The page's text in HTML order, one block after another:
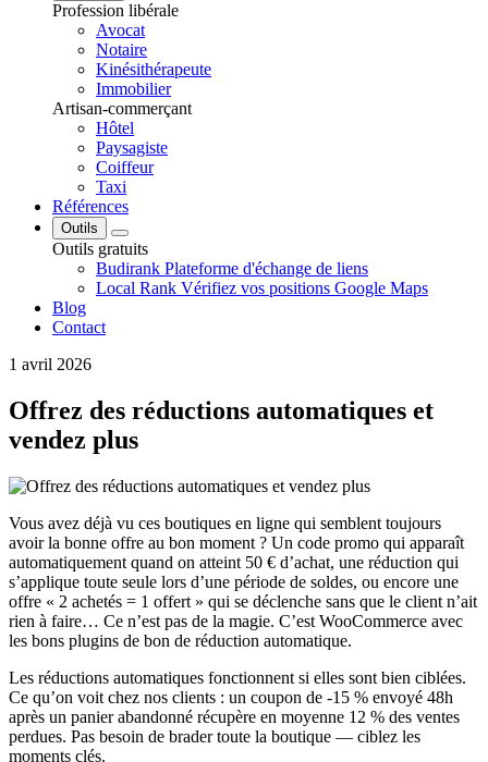
Profession libérale
Avocat
Notaire
Kinésithérapeute
Immobilier
Artisan-commerçant
Hôtel
Paysagiste
Coiffeur
Taxi
Références
Outils
Outils gratuits
Budirank Plateforme d'échange de liens
Local Rank Vérifiez vos positions Google Maps
Blog
Contact
1 avril 2026
Offrez des réductions automatiques et
vendez plus
Vous avez déjà vu ces boutiques en ligne qui semblent toujours
avoir la bonne offre au bon moment ? Un code promo qui apparaît
automatiquement quand on atteint 50 € d’achat, une réduction qui
s’applique toute seule lors d’une période de soldes, ou encore une
offre « 2 achetés = 1 offert » qui se déclenche sans que le client n’ait
rien à faire… Ce n’est pas de la magie. C’est WooCommerce avec
les bons plugins de bon de réduction automatique.
Les réductions automatiques fonctionnent si elles sont bien ciblées.
Ce qu’on voit chez nos clients : un coupon de -15 % envoyé 48h
après un panier abandonné récupère en moyenne 12 % des ventes
perdues. Pas besoin de brader toute la boutique — ciblez les
moments clés.